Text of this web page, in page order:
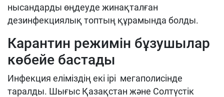
нысандарды өңдеуде жинақталған
дезинфекциялық топтың құрамында болды.
Карантин режимін бұзушылар
көбейе бастады
Инфекция еліміздің екі ірі мегаполисінде
таралды. Шығыс Қазақстан және Солтүстік